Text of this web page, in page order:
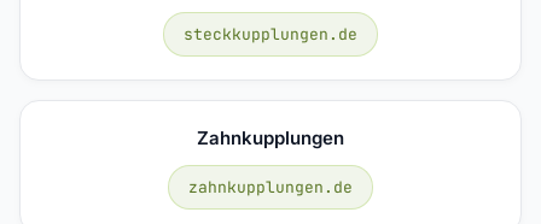
steckkupplungen.de
Zahnkupplungen
zahnkupplungen.de